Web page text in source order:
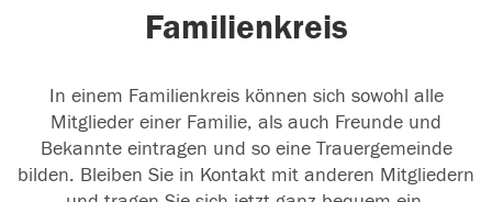
Familienkreis
In einem Familienkreis können sich sowohl alle
Mitglieder einer Familie, als auch Freunde und
Bekannte eintragen und so eine Trauergemeinde
bilden. Bleiben Sie in Kontakt mit anderen Mitgliedern